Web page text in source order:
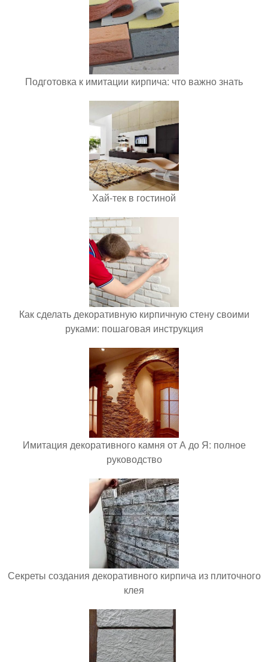
Подготовка к имитации кирпича: что важно знать
Хай-тек в гостиной
Как сделать декоративную кирпичную стену своими
руками: пошаговая инструкция
Имитация декоративного камня от А до Я: полное
руководство
Секреты создания декоративного кирпича из плиточного
клея